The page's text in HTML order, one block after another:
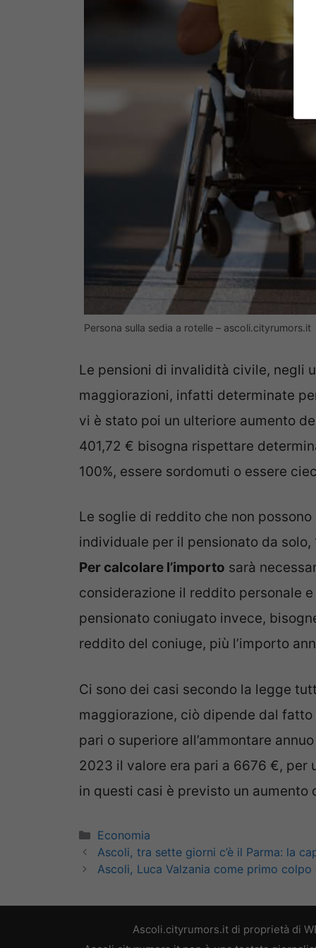
Persona sulla sedia a rotelle – ascoli.cityrumors.it
Le pensioni di invalidità civile, negli
maggiorazioni, infatti determinate
vi è stato poi un ulteriore aumento
401,72 € bisogna rispettare
100%, essere sordomuti o essere
Le soglie di reddito che non
individuale per il pensionato da
Per calcolare l’importo sarà
considerazione il reddito personale
pensionato coniugato invece,
reddito del coniuge, più l’importo
Ci sono dei casi secondo la legge
maggiorazione, ciò dipende dal
pari o superiore all’ammontare
2023 il valore era pari a 6676 €, per
in questi casi è previsto un aumento
Categorie
Economia
Ascoli, tra sette giorni c’è il Parma: la
Ascoli, Luca Valzania come primo
Ascoli.cityrumors.it di proprietà di